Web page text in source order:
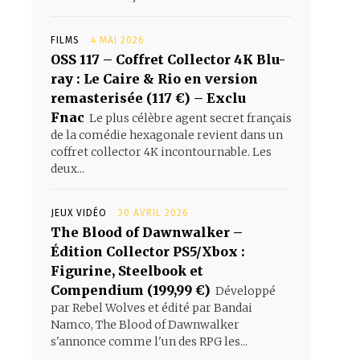
FILMS 4 MAI 2026
OSS 117 – Coffret Collector 4K Blu-
ray : Le Caire & Rio en version
remasterisée (117 €) – Exclu
Fnac Le plus célèbre agent secret français
de la comédie hexagonale revient dans un
coffret collector 4K incontournable. Les
deux...
JEUX VIDÉO 30 AVRIL 2026
The Blood of Dawnwalker –
Édition Collector PS5/Xbox :
Figurine, Steelbook et
Compendium (199,99 €) Développé
par Rebel Wolves et édité par Bandai
Namco, The Blood of Dawnwalker
s'annonce comme l'un des RPG les...